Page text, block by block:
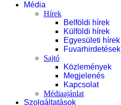
Média
Hírek
Belföldi hírek
Külföldi hírek
Egyesületi hírek
Fuvarhirdetések
Sajtó
Közlemények
Megjelenés
Kapcsolat
Médiaajánlat
Szolgáltatások